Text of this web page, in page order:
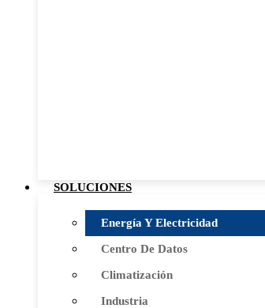
SOLUCIONES
Energía Y Electricidad
Centro De Datos
Climatización
Industria